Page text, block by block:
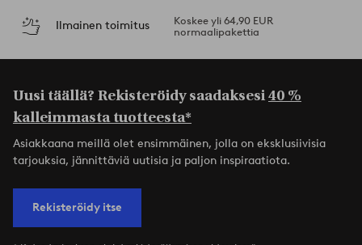
Ilmainen toimitus
Koskee yli 64,90 EUR
normaalipakettia
Uusi täällä? Rekisteröidy saadaksesi40 %
kalleimmasta tuotteesta*
Asiakkaana meillä olet ensimmäinen, jolla on eksklusiivisia
tarjouksia, jännittäviä uutisia ja paljon inspiraatiota.
Rekisteröidy itse